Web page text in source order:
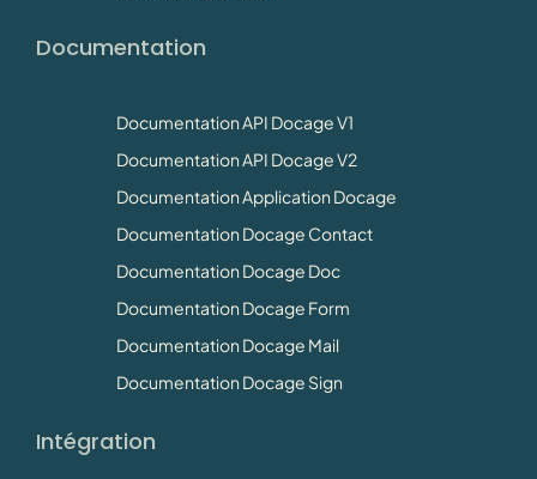
Documentation
Documentation API Docage V1
Documentation API Docage V2
Documentation Application Docage
Documentation Docage Contact
Documentation Docage Doc
Documentation Docage Form
Documentation Docage Mail
Documentation Docage Sign
Intégration